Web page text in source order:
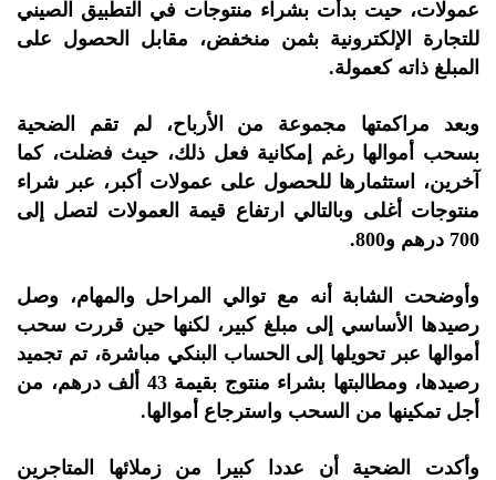
عمولات، حيت بدأت بشراء منتوجات في التطبيق الصيني
للتجارة الإلكترونية بثمن منخفض، مقابل الحصول على
المبلغ ذاته كعمولة.
وبعد مراكمتها مجموعة من الأرباح، لم تقم الضحية
بسحب أموالها رغم إمكانية فعل ذلك، حيث فضلت، كما
آخرين، استثمارها للحصول على عمولات أكبر، عبر شراء
منتوجات أغلى وبالتالي ارتفاع قيمة العمولات لتصل إلى
700 درهم و800.
وأوضحت الشابة أنه مع توالي المراحل والمهام، وصل
رصيدها الأساسي إلى مبلغ كبير، لكنها حين قررت سحب
أموالها عبر تحويلها إلى الحساب البنكي مباشرة، تم تجميد
رصيدها، ومطالبتها بشراء منتوج بقيمة 43 ألف درهم، من
أجل تمكينها من السحب واسترجاع أموالها.
وأكدت الضحية أن عددا كبيرا من زملائها المتاجرين